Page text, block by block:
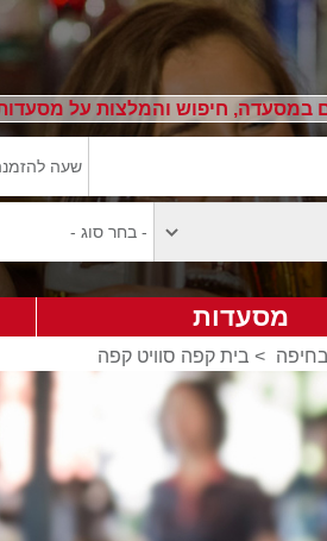
במסעדה, חיפוש והמלצות על
מסעדות
> בית קפה סוויט קפה